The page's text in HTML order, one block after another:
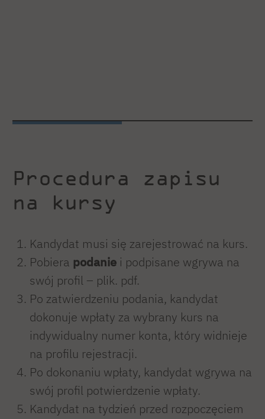
Procedura zapisu
na kursy
Kandydat musi się zarejestrować na kurs.
Pobiera podanie i podpisane wgrywa na
swój profil – plik. pdf.
Po zatwierdzeniu podania, kandydat
dokonuje wpłaty za wybrany kurs na
indywidualny numer konta, który widnieje
na profilu rejestracji.
Po dokonaniu wpłaty, kandydat wgrywa na
swój profil potwierdzenie wpłaty.
Kandydat na tydzień przed rozpoczęciem